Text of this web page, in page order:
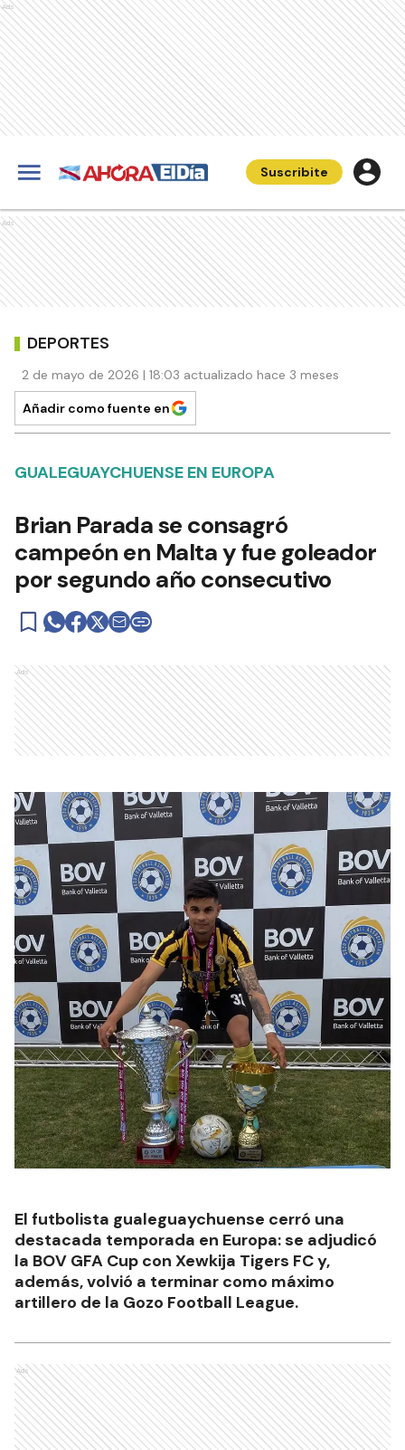
Ads
Suscribite
Ads
DEPORTES
2 de mayo de 2026 | 18:03 actualizado hace 3 meses
Añadir como fuente en
GUALEGUAYCHUENSE EN EUROPA
Brian Parada se consagró
campeón en Malta y fue goleador
por segundo año consecutivo
Ads
El futbolista gualeguaychuense cerró una
destacada temporada en Europa: se adjudicó
la BOV GFA Cup con Xewkija Tigers FC y,
además, volvió a terminar como máximo
artillero de la Gozo Football League.
Ads